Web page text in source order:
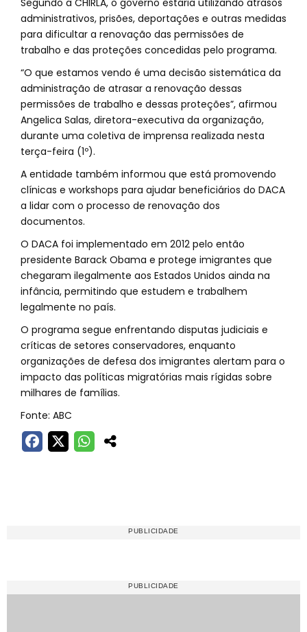
Segundo a CHIRLA, o governo estaria utilizando atrasos
administrativos, prisões, deportações e outras medidas
para dificultar a renovação das permissões de
trabalho e das proteções concedidas pelo programa.
“O que estamos vendo é uma decisão sistemática da
administração de atrasar a renovação dessas
permissões de trabalho e dessas proteções”, afirmou
Angelica Salas, diretora-executiva da organização,
durante uma coletiva de imprensa realizada nesta
terça-feira (1º).
A entidade também informou que está promovendo
clínicas e workshops para ajudar beneficiários do DACA
a lidar com o processo de renovação dos
documentos.
O DACA foi implementado em 2012 pelo então
presidente Barack Obama e protege imigrantes que
chegaram ilegalmente aos Estados Unidos ainda na
infância, permitindo que estudem e trabalhem
legalmente no país.
O programa segue enfrentando disputas judiciais e
críticas de setores conservadores, enquanto
organizações de defesa dos imigrantes alertam para o
impacto das políticas migratórias mais rígidas sobre
milhares de famílias.
Fonte: ABC